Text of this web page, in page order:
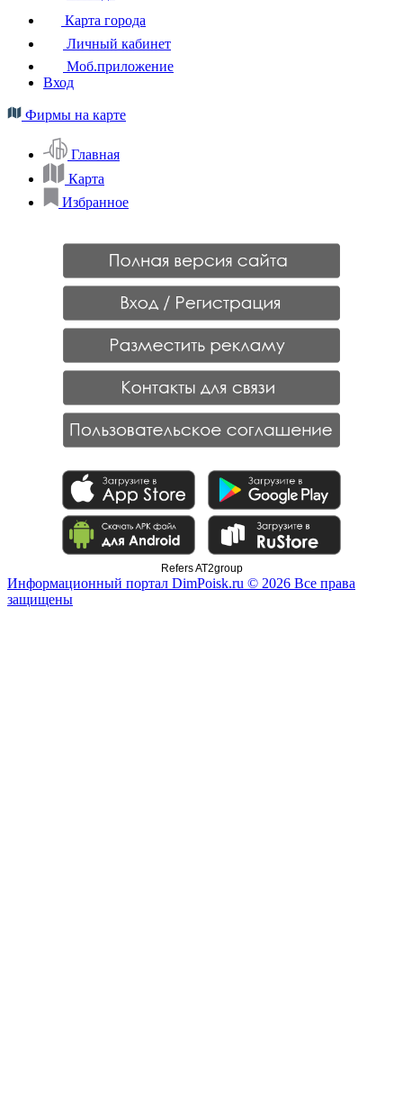
Карта города
Личный кабинет
Моб.приложение
Вход
Фирмы на карте
Главная
Карта
Избранное
Refers AT2group
Информационный портал DimPoisk.ru © 2026 Все права
защищены